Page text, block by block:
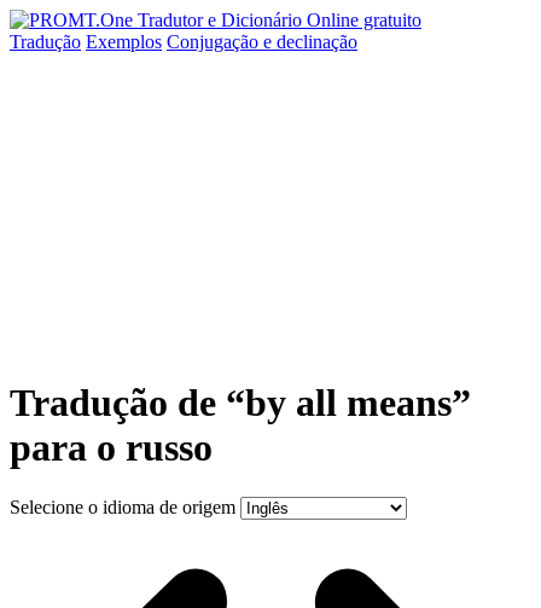
Tradução Exemplos Conjugação e declinação
Tradução de “by all means”
para o russo
Selecione o idioma de origem